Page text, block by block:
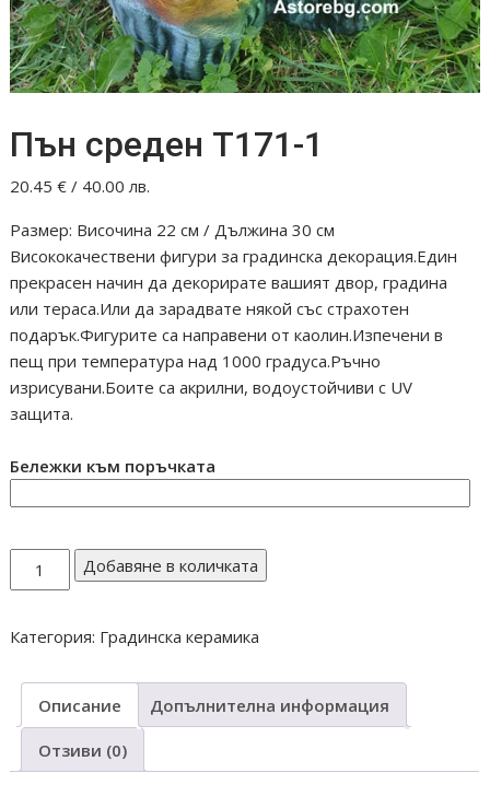
Пън среден Т171-1
20.45€ / 40.00 лв.
Размер: Височина 22 см / Дължина 30 см
Висококачествени фигури за градинска декорация.Един
прекрасен начин да декорирате вашият двор, градина
или тераса.Или да зарадвате някой със страхотен
подарък.Фигурите са направени от каолин.Изпечени в
пещ при температура над 1000 градуса.Ръчно
изрисувани.Боите са акрилни, водоустойчиви с UV
защита.
Бележки към поръчката
количество
за
среден
Добавяне в количката
Категория: Градинска керамика
Описание Допълнителна информация
Отзиви (0)